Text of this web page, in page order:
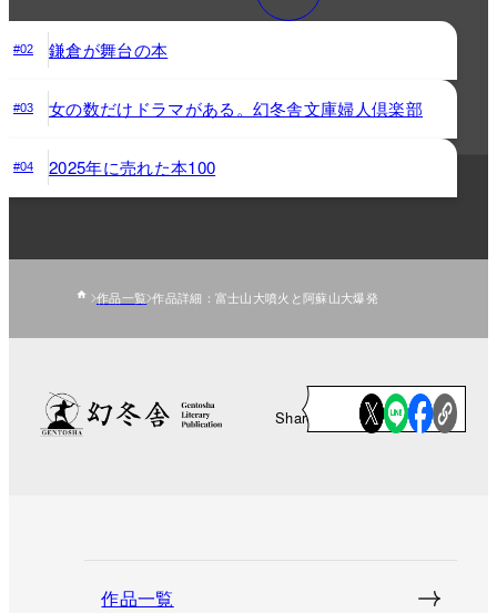
#02 鎌倉が舞台の本
#03 女の数だけドラマがある。幻冬舎文庫婦人倶楽部
#04 2025年に売れた本100
作品一覧 作品詳細：富士山大噴火と阿蘇山大爆発
Share
作品一覧